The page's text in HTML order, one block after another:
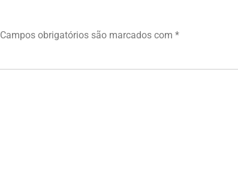
Campos obrigatórios são marcados com *